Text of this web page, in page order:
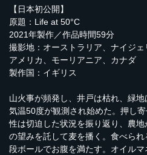
【日本初公開】
原題：Life at 50°C
2021年製作／作品時間59分
撮影地：オーストラリア、ナイジェ
アメリカ、モーリアニア、カナダ
製作国：イギリス
山火事が頻発し、井戸は枯れ、緑
気温50度が観測され始めた。押し
性は切迫した状況を振り返り、農
の望みを託して麦を播く。食べられ
段ボールでお腹を満たす。オイル